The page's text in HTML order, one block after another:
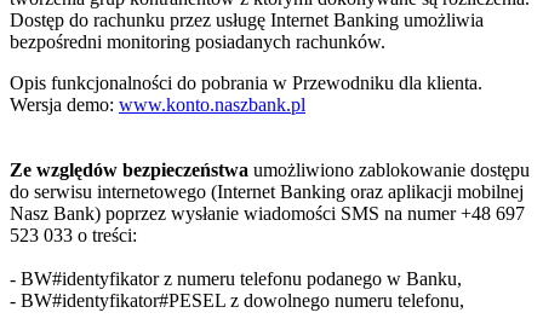
Dostęp do rachunku przez usługę Internet Banking umożliwia
bezpośredni monitoring posiadanych rachunków.
Opis funkcjonalności do pobrania w Przewodniku dla klienta.
Wersja demo: www.konto.naszbank.pl
Ze względów bezpieczeństwa umożliwiono zablokowanie dostępu
do serwisu internetowego (Internet Banking oraz aplikacji mobilnej
Nasz Bank) poprzez wysłanie wiadomości SMS na numer +48 697
523 033 o treści:
- BW#identyfikator z numeru telefonu podanego w Banku,
- BW#identyfikator#PESEL z dowolnego numeru telefonu,